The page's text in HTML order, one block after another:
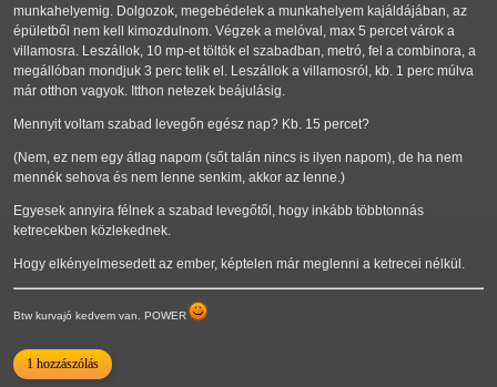
munkahelyemig. Dolgozok, megebédelek a munkahelyem kajáldájában, az
épületből nem kell kimozdulnom. Végzek a melóval, max 5 percet várok a
villamosra. Leszállok, 10 mp-et töltök el szabadban, metró, fel a combinora, a
megállóban mondjuk 3 perc telik el. Leszállok a villamosról, kb. 1 perc múlva
már otthon vagyok. Itthon netezek beájulásig.
Mennyit voltam szabad levegőn egész nap? Kb. 15 percet?
(Nem, ez nem egy átlag napom (sőt talán nincs is ilyen napom), de ha nem
mennék sehova és nem lenne senkim, akkor az lenne.)
Egyesek annyira félnek a szabad levegőtől, hogy inkább többtonnás
ketrecekben közlekednek.
Hogy elkényelmesedett az ember, képtelen már meglenni a ketrecei nélkül.
Btw kurvajó kedvem van. POWER
1 hozzászólás